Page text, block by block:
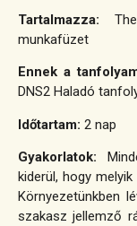
Tartalmazza:
munkafüzet
Ennek a
DNS2 Haladó
Időtartam: 2 nap
Gyakorlatok:
kiderül, hogy
Környezetünkben
szakasz jellemző